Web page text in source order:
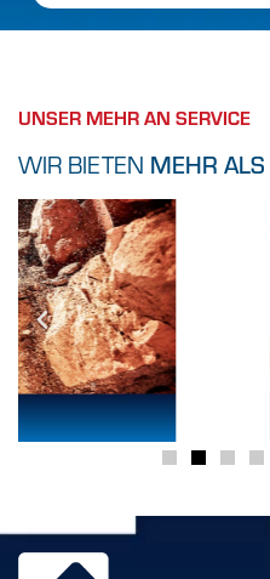
UNSER MEHR AN SERVICE
WIR BIETEN MEHR ALS